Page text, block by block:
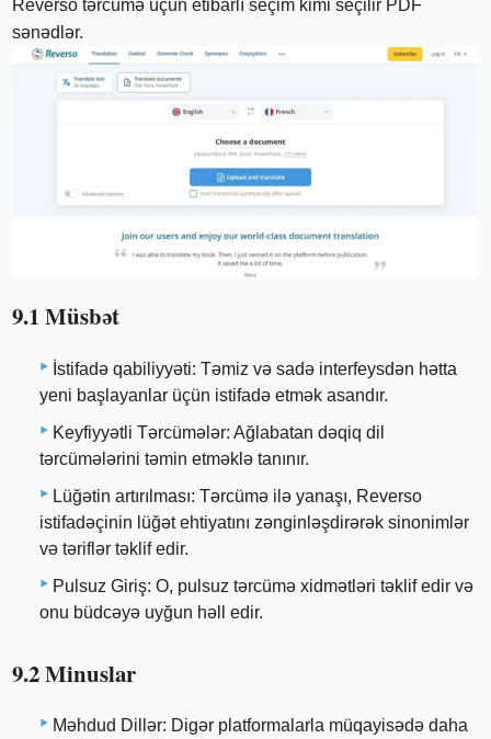
Reverso tərcümə üçün etibarlı seçim kimi seçilir PDF
sənədlər.
9.1 Müsbət
İstifadə qabiliyyəti: Təmiz və sadə interfeysdən hətta
yeni başlayanlar üçün istifadə etmək asandır.
Keyfiyyətli Tərcümələr: Ağlabatan dəqiq dil
tərcümələrini təmin etməklə tanınır.
Lüğətin artırılması: Tərcümə ilə yanaşı, Reverso
istifadəçinin lüğət ehtiyatını zənginləşdirərək sinonimlər
və təriflər təklif edir.
Pulsuz Giriş: O, pulsuz tərcümə xidmətləri təklif edir və
onu büdcəyə uyğun həll edir.
9.2 Minuslar
Məhdud Dillər: Digər platformalarla müqayisədə daha